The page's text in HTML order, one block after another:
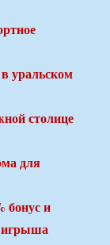
уральском
столице
для
бонус и